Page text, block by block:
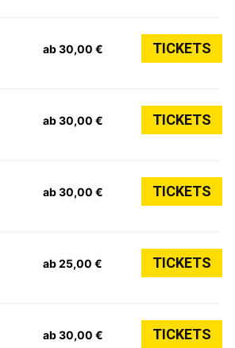
ab 30,00 € TICKETS
ab 30,00 € TICKETS
ab 30,00 € TICKETS
ab 25,00 € TICKETS
ab 30,00 € TICKETS